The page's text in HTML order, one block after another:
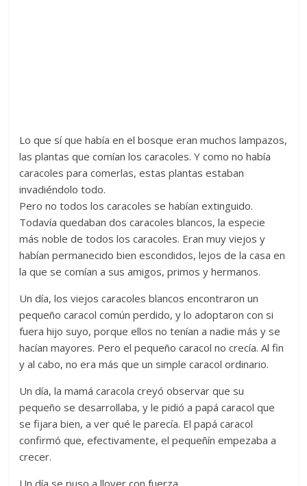
Lo que sí que había en el bosque eran muchos lampazos,
las plantas que comían los caracoles. Y como no había
caracoles para comerlas, estas plantas estaban
invadiéndolo todo.
Pero no todos los caracoles se habían extinguido.
Todavía quedaban dos caracoles blancos, la especie
más noble de todos los caracoles. Eran muy viejos y
habían permanecido bien escondidos, lejos de la casa en
la que se comían a sus amigos, primos y hermanos.
Un día, los viejos caracoles blancos encontraron un
pequeño caracol común perdido, y lo adoptaron con si
fuera hijo suyo, porque ellos no tenían a nadie más y se
hacían mayores. Pero el pequeño caracol no crecía. Al fin
y al cabo, no era más que un simple caracol ordinario.
Un día, la mamá caracola creyó observar que su
pequeño se desarrollaba, y le pidió a papá caracol que
se fijara bien, a ver qué le parecía. El papá caracol
confirmó que, efectivamente, el pequeñín empezaba a
crecer.
Un día se puso a llover con fuerza.